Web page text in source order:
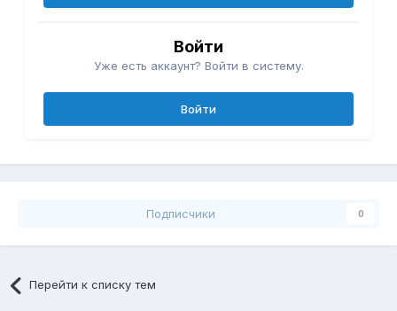
Войти
Уже есть аккаунт? Войти в систему.
Войти
Подписчики 0
Перейти к списку тем